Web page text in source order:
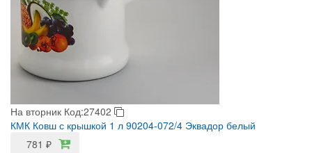
На вторник Код:27402
КМК Ковш с крышкой 1 л 90204-072/4 Эквадор белый
781 ₽